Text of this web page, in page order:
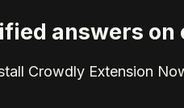
answers
Crowdly Extension